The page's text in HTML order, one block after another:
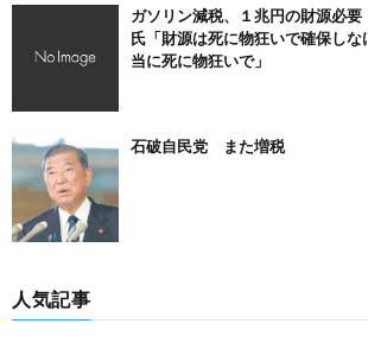
ガソリン減税、１兆円の財源必
氏「財源は死に物狂いで確保し
当に死に物狂いで」
石破自民党 また増税
人気記事